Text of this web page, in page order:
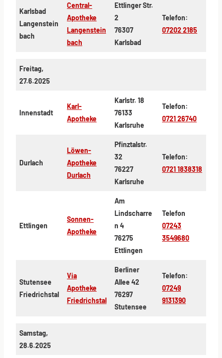
Karlsbad
Langenstein
bach
Central-
Apotheke
Langenstein
bach
Ettlinger Str.
2
76307
Karlsbad
Telefon:
07202 2185
Freitag,
27.6.2025
Innenstadt
Karl-
Apotheke
Karlstr. 18
76133
Karlsruhe
Telefon:
0721 26740
Durlach
Löwen-
Apotheke
Durlach
Pfinztalstr.
32
76227
Karlsruhe
Telefon:
0721 1838318
Ettlingen
Sonnen-
Apotheke
Am
Lindscharre
n 4
76275
Ettlingen
Telefon
07243
3549680
Stutensee
Friedrichstal
Via
Apotheke
Friedrichstal
Berliner
Allee 42
76297
Stutensee
Telefon:
07249
9131390
Samstag,
28.6.2025